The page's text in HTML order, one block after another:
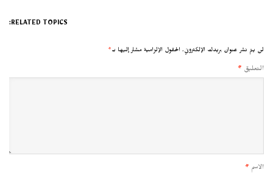
RELATED TOPICS:
لن يتم نشر عنوان بريدك الإلكتروني. الحقول الإلزامية مشار إليها بـ*
التعليق *
الاسم *